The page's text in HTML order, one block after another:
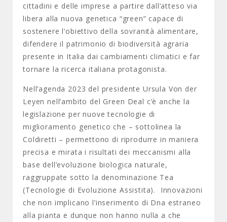
cittadini e delle imprese a partire dall’atteso via
libera alla nuova genetica “green” capace di
sostenere l’obiettivo della sovranità alimentare,
difendere il patrimonio di biodiversità agraria
presente in Italia dai cambiamenti climatici e far
tornare la ricerca italiana protagonista.
Nell’agenda 2023 del presidente Ursula Von der
Leyen nell’ambito del Green Deal c’è anche la
legislazione per nuove tecnologie di
miglioramento genetico che – sottolinea la
Coldiretti – permettono di riprodurre in maniera
precisa e mirata i risultati dei meccanismi alla
base dell’evoluzione biologica naturale,
raggruppate sotto la denominazione Tea
(Tecnologie di Evoluzione Assistita). Innovazioni
che non implicano l’inserimento di Dna estraneo
alla pianta e dunque non hanno nulla a che